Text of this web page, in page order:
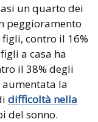
un quarto dei
peggioramento
contro il 16%
a casa ha
il 38% degli
la
difficoltà nella
del sonno.